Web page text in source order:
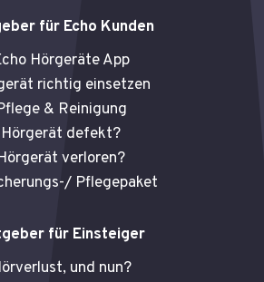
für Echo Kunden
Hörgeräte App
richtig einsetzen
& Reinigung
Hörgerät defekt?
verloren?
Pflegepaket
für Einsteiger
und nun?